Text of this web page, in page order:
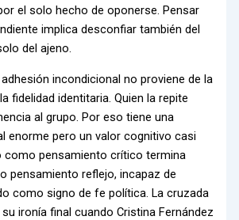
el solo hecho de oponerse. Pensar
implica desconfiar también del
del ajeno.
incondicional no proviene de la
fidelidad identitaria. Quien la repite
al grupo. Por eso tiene una
enorme pero un valor cognitivo casi
como pensamiento crítico termina
pensamiento reflejo, incapaz de
como signo de fe política. La cruzada
ironía final cuando Cristina Fernández